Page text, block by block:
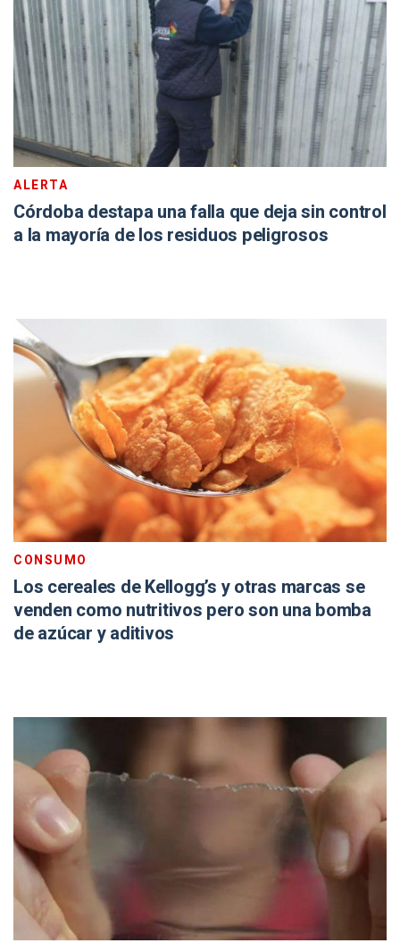
ALERTA
Córdoba destapa una falla que deja sin control
a la mayoría de los residuos peligrosos
CONSUMO
Los cereales de Kellogg’s y otras marcas se
venden como nutritivos pero son una bomba
de azúcar y aditivos